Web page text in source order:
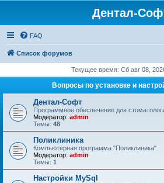
Дентал-
FAQ
Список форумов
Текущее время: Сб авг 08,
Вопросы по установке и
Дентал-Софт
Программное обеспечение для
Модератор: admin
Темы: 48
Поликлиника
Компьютерная программа "Поликлиника"
Модератор: admin
Темы: 1
Настройки MySql